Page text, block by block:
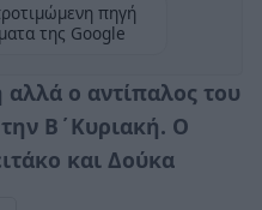
πηγή
της Google
αλλά ο αντίπαλος του
Β΄Κυριακή. Ο
και Δούκα